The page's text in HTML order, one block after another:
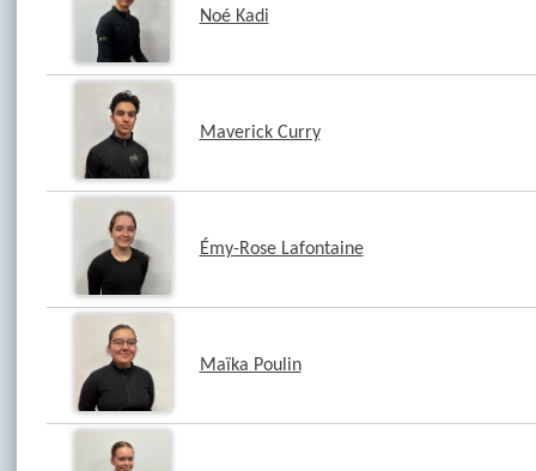
Noé Kadi
Maverick Curry
Émy-Rose Lafontaine
Maïka Poulin